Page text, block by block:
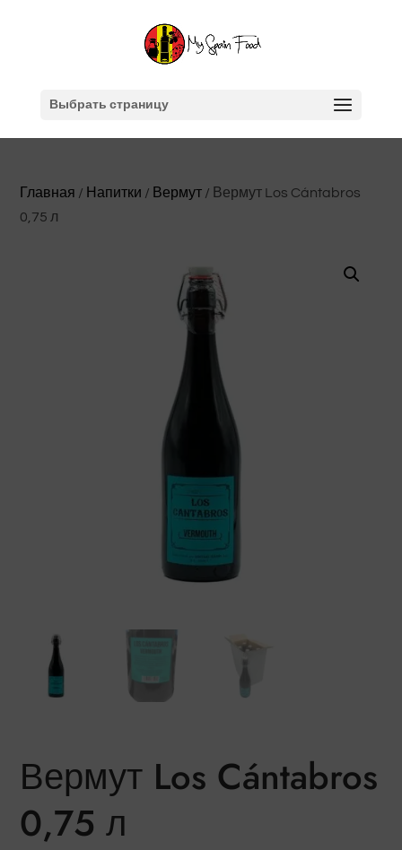
Выбрать страницу
Главная / Напитки / Вермут / Вермут Los Cántabros
0,75 л
Вермут Los Cántabros
0,75 л